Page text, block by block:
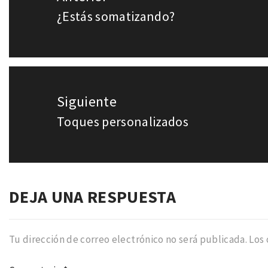
entradas
Entrada
¿Estás somatizando?
Siguiente
Entrada
Toques personalizados
DEJA UNA RESPUESTA
Tu dirección de correo electrónico no será publicada. Los